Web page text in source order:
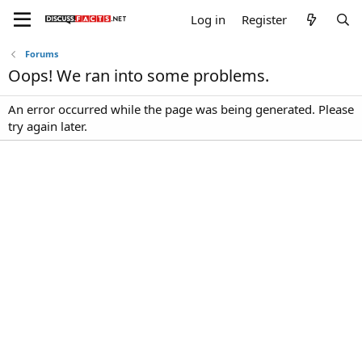
Log in Register
Forums
Oops! We ran into some problems.
An error occurred while the page was being generated. Please
try again later.